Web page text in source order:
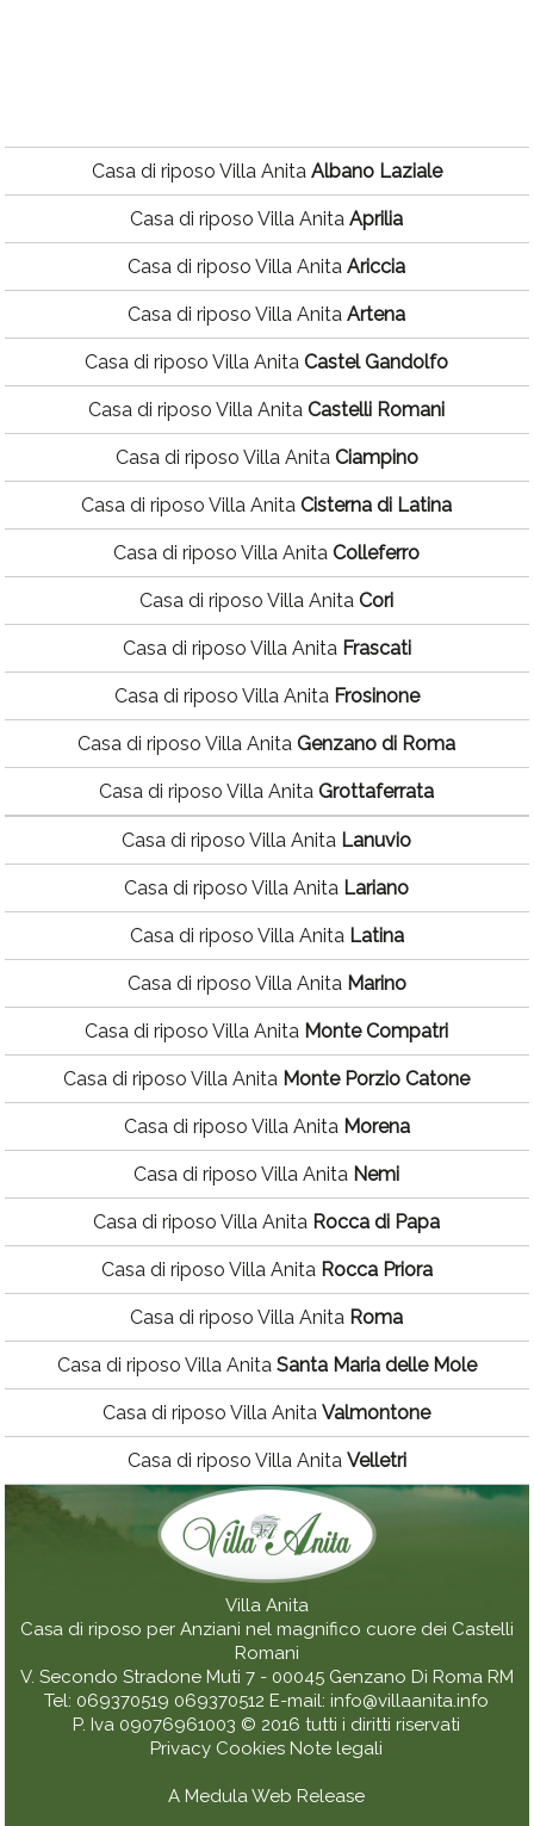
Casa di riposo Villa Anita Albano Laziale
Casa di riposo Villa AnitaAprilia
Casa di riposo Villa AnitaAriccia
Casa di riposo Villa AnitaArtena
Casa di riposo Villa AnitaCastel Gandolfo
Casa di riposo Villa AnitaCastelli Romani
Casa di riposo Villa Anita Ciampino
Casa di riposo Villa AnitaCisterna di Latina
Casa di riposo Villa AnitaColleferro
Casa di riposo Villa AnitaCori
Casa di riposo Villa Anita Frascati
Casa di riposo Villa Anita Frosinone
Casa di riposo Villa AnitaGenzano di Roma
Casa di riposo Villa AnitaGrottaferrata
Casa di riposo Villa Anita Lanuvio
Casa di riposo Villa Anita Lariano
Casa di riposo Villa Anita Latina
Casa di riposo Villa Anita Marino
Casa di riposo Villa Anita Monte Compatri
Casa di riposo Villa Anita Monte Porzio Catone
Casa di riposo Villa Anita Morena
Casa di riposo Villa Anita Nemi
Casa di riposo Villa Anita Rocca di Papa
Casa di riposo Villa Anita Rocca Priora
Casa di riposo Villa Anita Roma
Casa di riposo Villa Anita Santa Maria delle Mole
Casa di riposo Villa AnitaValmontone
Casa di riposo Villa Anita Velletri
Villa Anita
Casa di riposo per Anziani nel magnifico cuore dei Castelli
Romani
V. Secondo Stradone Muti 7 - 00045 Genzano Di Roma RM
Tel: 069370519 069370512 E-mail: info@villaanita.info
P. Iva 09076961003 © 2016 tutti i diritti riservati
Privacy Cookies Note legali
A Medula Web Release